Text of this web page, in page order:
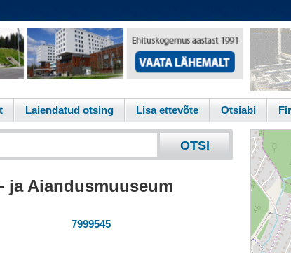
Otsiabi
Lisa ettevõte
Laiendatud otsing
ja Aiandusmuuseum
7999545